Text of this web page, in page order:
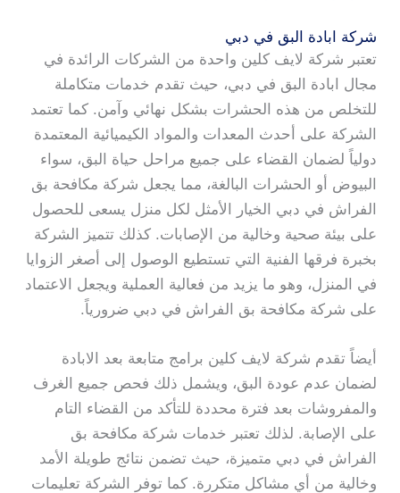
شركة ابادة البق في دبي
تعتبر شركة لايف كلين واحدة من الشركات الرائدة في
مجال ابادة البق في دبي، حيث تقدم خدمات متكاملة
للتخلص من هذه الحشرات بشكل نهائي وآمن. كما تعتمد
الشركة على أحدث المعدات والمواد الكيميائية المعتمدة
دولياً لضمان القضاء على جميع مراحل حياة البق، سواء
البيوض أو الحشرات البالغة، مما يجعل شركة مكافحة بق
الفراش في دبي الخيار الأمثل لكل منزل يسعى للحصول
على بيئة صحية وخالية من الإصابات. كذلك تتميز الشركة
بخبرة فرقها الفنية التي تستطيع الوصول إلى أصغر الزوايا
في المنزل، وهو ما يزيد من فعالية العملية ويجعل الاعتماد
على شركة مكافحة بق الفراش في دبي ضرورياً.
أيضاً تقدم شركة لايف كلين برامج متابعة بعد الابادة
لضمان عدم عودة البق، ويشمل ذلك فحص جميع الغرف
والمفروشات بعد فترة محددة للتأكد من القضاء التام
على الإصابة. لذلك تعتبر خدمات شركة مكافحة بق
الفراش في دبي متميزة، حيث تضمن نتائج طويلة الأمد
وخالية من أي مشاكل متكررة. كما توفر الشركة تعليمات